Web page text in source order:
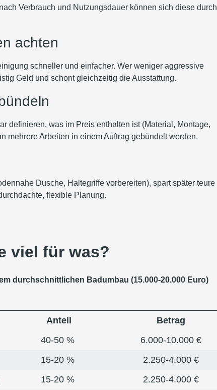
Verbrauch und Nutzungsdauer können sich diese durch
achten
schneller und einfacher. Wer weniger aggressive
Geld und schont gleichzeitig die Ausstattung.
definieren, was im Preis enthalten ist (Material, Montage,
mehrere Arbeiten in einem Auftrag gebündelt werden.
Dusche, Haltegriffe vorbereiten), spart später teure
flexible Planung.
viel für was?
durchschnittlichen Badumbau (15.000-20.000 Euro)
Anteil
Betrag
40-50 %
6.000-10.000 €
15-20 %
2.250-4.000 €
15-20 % 2.250-4.000 €